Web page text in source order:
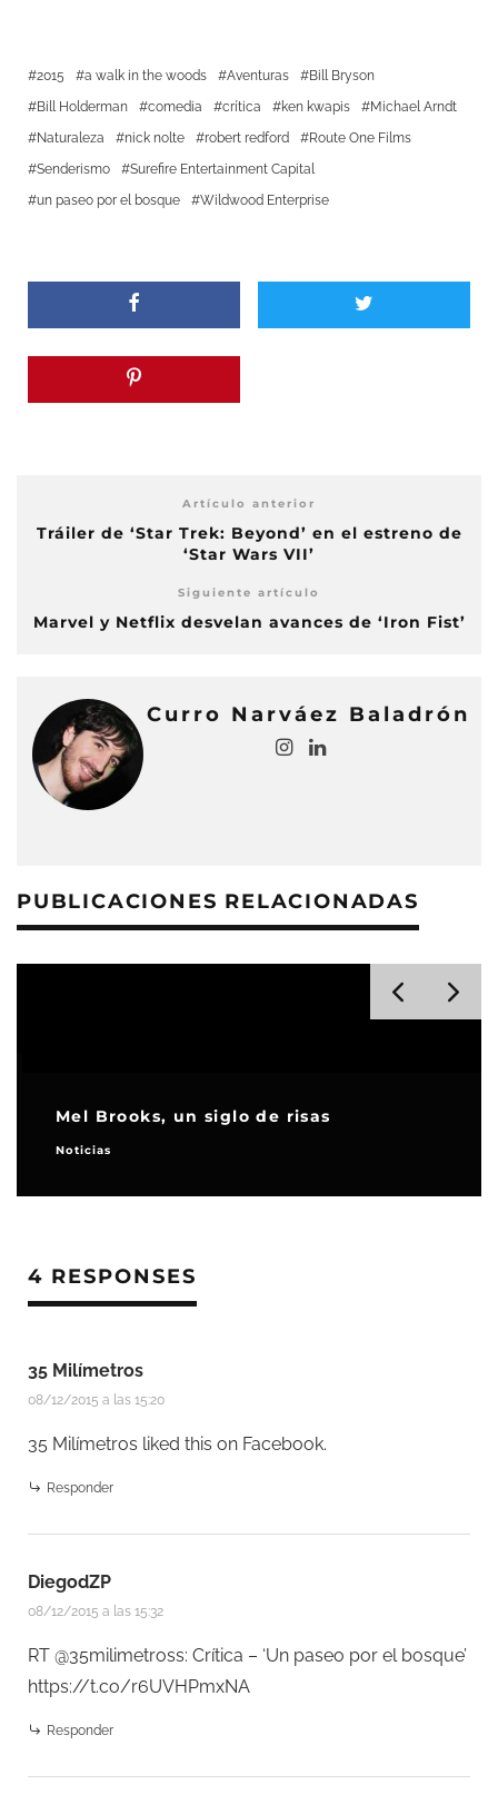
2015 a walk in the woods Aventuras
Bill Bryson
Bill Holderman
comedia crítica ken kwapis
Michael Arndt
Naturaleza
nick nolte robert redford
Route One Films
Senderismo
Surefire Entertainment Capital
un paseo por el bosque
Wildwood Enterprise
Artículo anterior
Tráiler de ‘Star Trek: Beyond’ en el estreno de
‘Star Wars VII’
Siguiente artículo
Marvel y Netflix desvelan avances de ‘Iron Fist’
Curro Narváez Baladrón
PUBLICACIONES RELACIONADAS
Mel Brooks, un siglo de risas
Noticias
4 RESPONSES
35 Milímetros
08/12/2015 a las 15:20
35 Milímetros liked this on Facebook.
Responder
DiegodZP
08/12/2015 a las 15:32
RT @35milimetross: Crítica – ‘Un paseo por el bosque’
https://t.co/r6UVHPmxNA
Responder